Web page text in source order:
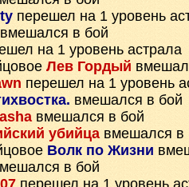
перешел на 1 уровень
вмешался в бой
на 1 уровень астрала
Лев Гордый
перешел на 1 уровень
вмешался в бой
вмешался в бой
убийцавмешался в
Волк по Жизни
в бой
перешел на 1 уровень